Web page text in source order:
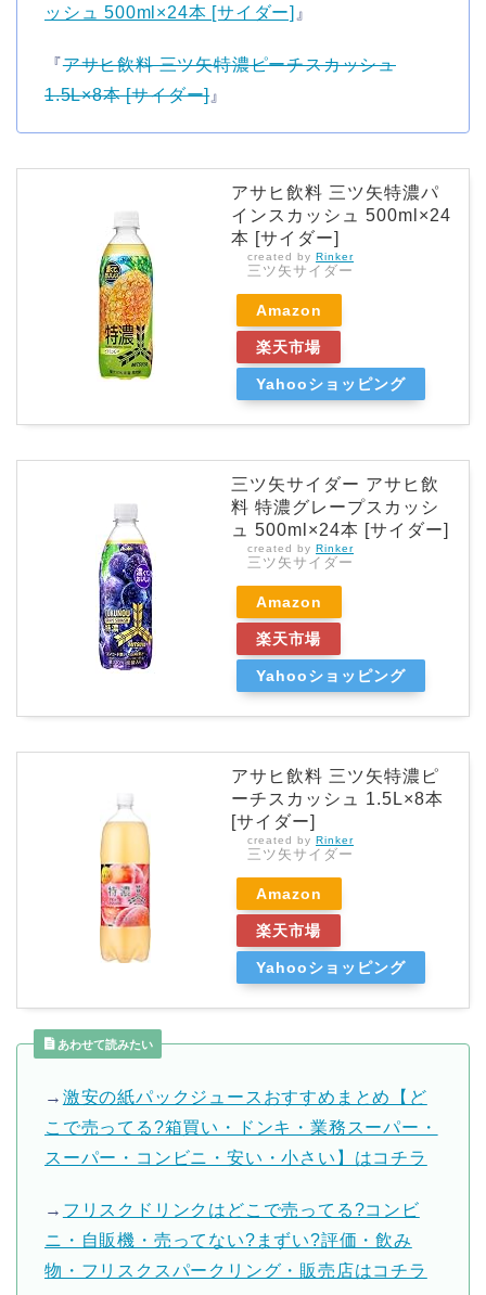
ッシュ 500ml×24本 [サイダー] 』
『アサヒ飲料 三ツ矢特濃ピーチスカッシュ
1.5L×8本 [サイダー]』
アサヒ飲料 三ツ矢特濃パ
インスカッシュ 500ml×24
本 [サイダー]
created by Rinker
三ツ矢サイダー
Amazon
楽天市場
Yahooショッピング
三ツ矢サイダー アサヒ飲
料 特濃グレープスカッシ
ュ 500ml×24本 [サイダー]
created by Rinker
三ツ矢サイダー
Amazon
楽天市場
Yahooショッピング
アサヒ飲料 三ツ矢特濃ピ
ーチスカッシュ 1.5L×8本
[サイダー]
created by Rinker
三ツ矢サイダー
Amazon
楽天市場
Yahooショッピング
あわせて読みたい
→ 激安の紙パックジュースおすすめまとめ【ど
こで売ってる?箱買い・ドンキ・業務スーパー・
スーパー・コンビニ・安い・小さい】はコチラ
→ フリスクドリンクはどこで売ってる?コンビ
ニ・自販機・売ってない?まずい?評価・飲み
物・フリスクスパークリング・販売店はコチラ